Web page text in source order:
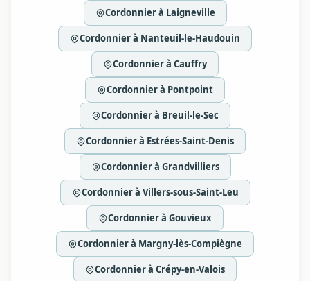
Cordonnier à Laigneville
Cordonnier à Nanteuil-le-Haudouin
Cordonnier à Cauffry
Cordonnier à Pontpoint
Cordonnier à Breuil-le-Sec
Cordonnier à Estrées-Saint-Denis
Cordonnier à Grandvilliers
Cordonnier à Villers-sous-Saint-Leu
Cordonnier à Gouvieux
Cordonnier à Margny-lès-Compiègne
Cordonnier à Crépy-en-Valois